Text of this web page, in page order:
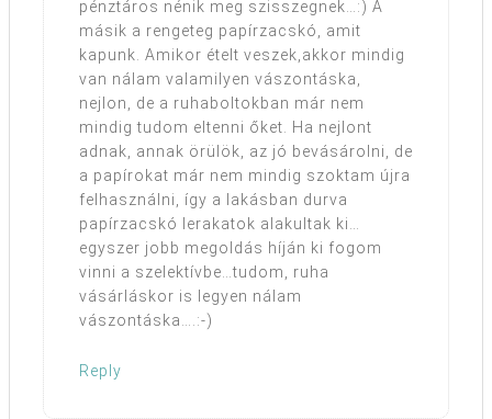
pénztáros nénik meg szisszegnek…:) A
másik a rengeteg papírzacskó, amit
kapunk. Amikor ételt veszek,akkor mindig
van nálam valamilyen vászontáska,
nejlon, de a ruhaboltokban már nem
mindig tudom eltenni őket. Ha nejlont
adnak, annak örülök, az jó bevásárolni, de
a papírokat már nem mindig szoktam újra
felhasználni, így a lakásban durva
papírzacskó lerakatok alakultak ki…
egyszer jobb megoldás híján ki fogom
vinni a szelektívbe…tudom, ruha
vásárláskor is legyen nálam
vászontáska….:-)
Reply